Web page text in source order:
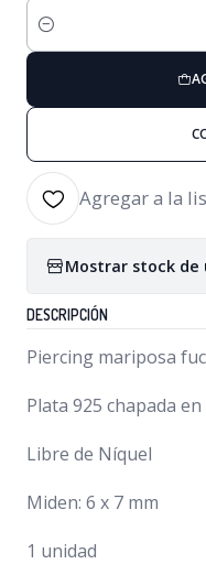
Cantidad
Agregar a la
Mostrar stock de
DESCRIPCIÓN
Piercing mariposa
Plata 925 chapada
Libre de Níquel
Miden: 6 x 7 mm
1 unidad